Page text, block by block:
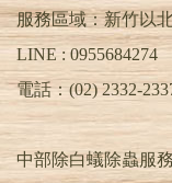
此蟲並不會
存於潮濕易
(黴菌)到處感
食品穀物倉
沒。
姬薪蟲靠真
濕漏水不通
牆或一些死
服務區域：新竹以
LINE : 0955684274
電話：(02) 2332-
中部除白蟻除蟲服